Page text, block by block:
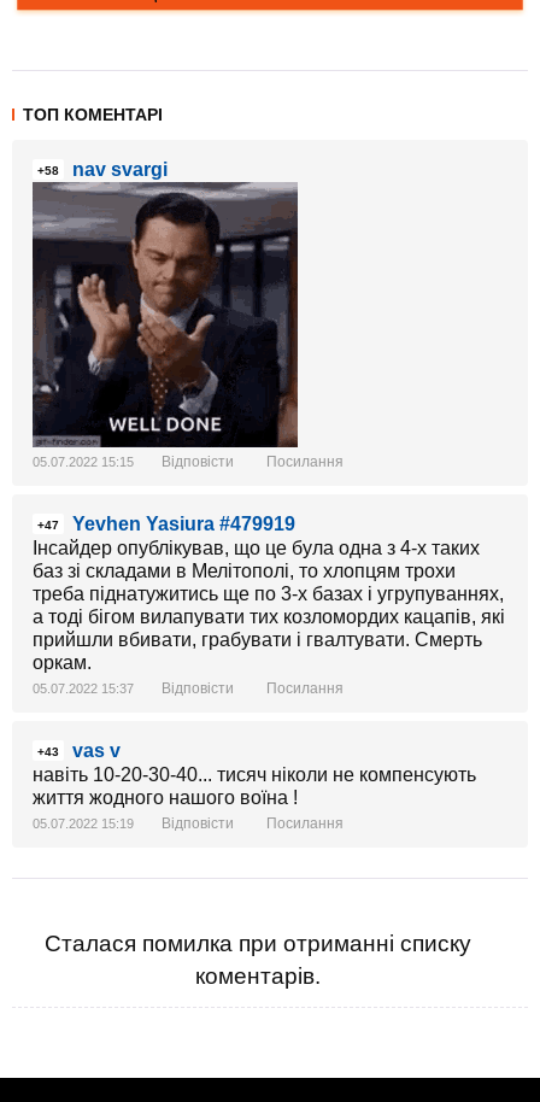
ТОП КОМЕНТАРІ
+58 nav svargi
05.07.2022 15:15 Відповісти Посилання
+47
Yevhen Yasiura #479919
Інсайдер опублікував, що це була одна з 4-х таких
баз зі складами в Мелітополі, то хлопцям трохи
треба піднатужитись ще по 3-х базах і угрупуваннях,
а тоді бігом вилапувати тих козломордих кацапів, які
прийшли вбивати, грабувати і гвалтувати. Смерть
оркам.
05.07.2022 15:37 Відповісти Посилання
+43
vas v
навіть 10-20-30-40... тисяч ніколи не компенсують
життя жодного нашого воїна !
05.07.2022 15:19 Відповісти Посилання
Сталася помилка при отриманні списку
коментарів.